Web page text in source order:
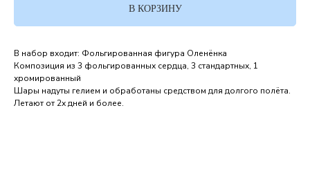
В КОРЗИНУ
В набор входит: Фольгированная фигура Оленёнка
Композиция из 3 фольгированных сердца, 3 стандартных, 1
хромированный
Шары надуты гелием и обработаны средством для долгого полёта.
Летают от 2х дней и более.